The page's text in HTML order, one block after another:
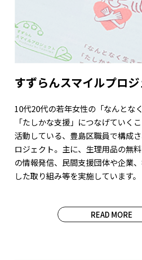
すずらんスマイルプロ
10代20代の若年女性の「なんとな
「たしかな支援」につなげていく
活動している、豊島区職員で構成
ロジェクト。主に、生理用品の無
の情報発信、民間支援団体や企業
した取り組み等を実施しています。
READ MORE